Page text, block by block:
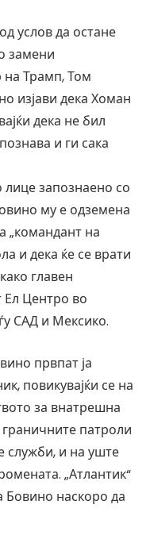
услов да остане
замени
на Трамп, Том
изјави дека Хоман
дека не бил
и ги сака
запознаено со
му е одземена
„командант на
и дека ќе се врати
главен
Ел Центро во
САД и Мексико.
првпат ја
повикувајќи се на
за внатрешна
граничните патроли
служби, и на уште
„Атлантик“
Бовино наскоро да